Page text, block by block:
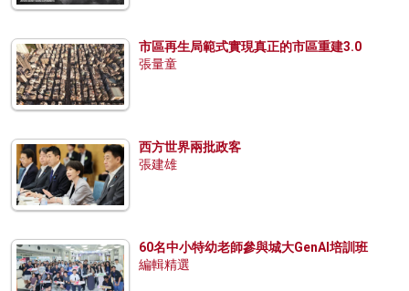
市區再生局範式實現真正的市區重建3.0
張量童
西方世界兩批政客
張建雄
60名中小特幼老師參與城大GenAI培訓班
編輯精選